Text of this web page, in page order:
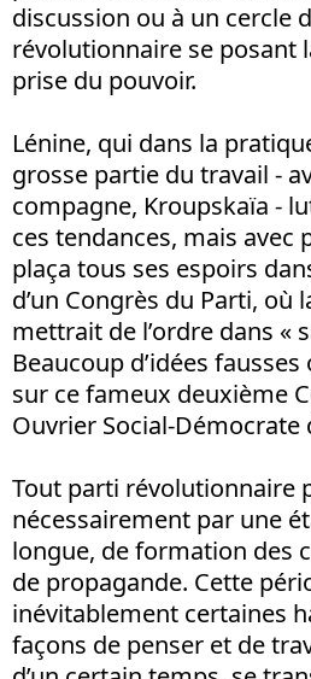
discussion ou à un cercle
révolutionnaire se posant
prise du pouvoir.
Lénine, qui dans la
grosse partie du travail -
compagne, Kroupskaïa -
ces tendances, mais avec
plaça tous ses espoirs
d’un Congrès du Parti, où
mettrait de l’ordre dans «
Beaucoup d’idées
sur ce fameux deuxième
Ouvrier Social-Démocrate
Tout parti révolutionnaire
nécessairement par une
longue, de formation des
de propagande. Cette
inévitablement certaines
façons de penser et de